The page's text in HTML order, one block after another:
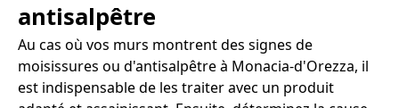
antisalpêtre
Au cas où vos murs montrent des signes de
moisissures ou d'antisalpêtre à Monacia-d'Orezza, il
est indispensable de les traiter avec un produit